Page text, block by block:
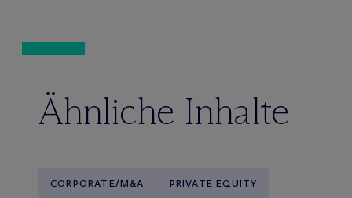
Ähnliche Inhalte
CORPORATE/M&A PRIVATE EQUITY